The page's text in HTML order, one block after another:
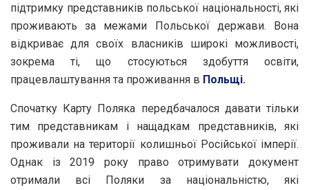
підтримку представників польської національності, які
проживають за межами Польської держави. Вона
відкриває для своїх власників широкі можливості,
зокрема ті, що стосуються здобуття освіти,
працевлаштування та проживання в Польщі.
Спочатку Карту Поляка передбачалося давати тільки
тим представникам і нащадкам представників, які
проживали на території колишньої Російської імперії.
Однак із 2019 року право отримувати документ
отримали всі Поляки за національністю, які